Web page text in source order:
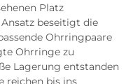
Platz
beseitigt die
Ohrringpaare
Ohrringe zu
Lagerung entstanden
reichen bis ins